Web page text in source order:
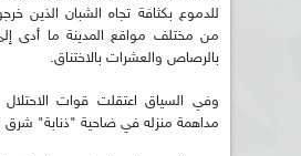
للدموع بكثافة تجاه الشبان الذين
من مختلف مواقع المدينة ما أدى
بالرصاص والعشرات بالاختناق.
وفي السياق اعتقلت قوات الاحتلال
مداهمة منزله في ضاحية "ذنابة" شرق